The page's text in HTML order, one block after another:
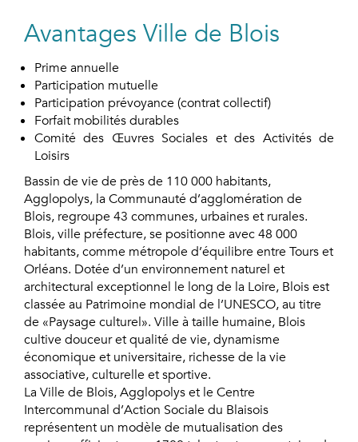
Avantages Ville de Blois
Prime annuelle
Participation mutuelle
Participation prévoyance (contrat collectif)
Forfait mobilités durables
Comité des Œuvres Sociales et des Activités de
Loisirs
Bassin de vie de près de 110 000 habitants,
Agglopolys, la Communauté d’agglomération de
Blois, regroupe 43 communes, urbaines et rurales.
Blois, ville préfecture, se positionne avec 48 000
habitants, comme métropole d’équilibre entre Tours et
Orléans. Dotée d’un environnement naturel et
architectural exceptionnel le long de la Loire, Blois est
classée au Patrimoine mondial de l’UNESCO, au titre
de «Paysage culturel». Ville à taille humaine, Blois
cultive douceur et qualité de vie, dynamisme
économique et universitaire, richesse de la vie
associative, culturelle et sportive.
La Ville de Blois, Agglopolys et le Centre
Intercommunal d’Action Sociale du Blaisois
représentent un modèle de mutualisation des